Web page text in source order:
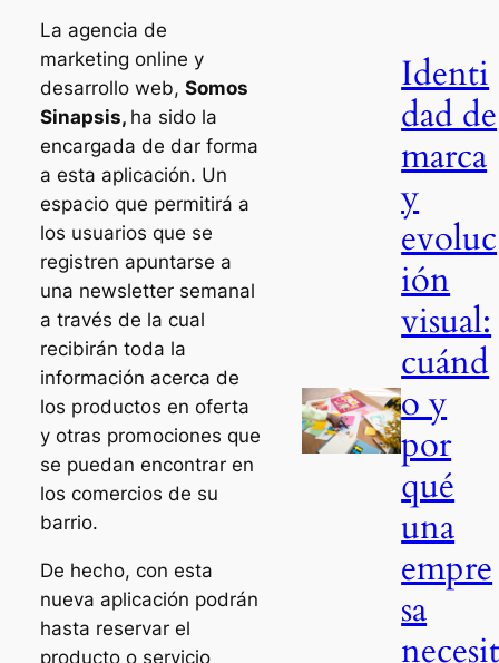
La agencia de
marketing online y
desarrollo web, Somos
Sinapsis, ha sido la
encargada de dar forma
a esta aplicación. Un
espacio que permitirá a
los usuarios que se
registren apuntarse a
una newsletter semanal
a través de la cual
recibirán toda la
información acerca de
los productos en oferta
y otras promociones que
se puedan encontrar en
los comercios de su
barrio.
De hecho, con esta
nueva aplicación podrán
hasta reservar el
producto o servicio
Identi
dad de
marca
y
evoluc
ión
visual:
cuánd
o y
por
qué
una
empre
sa